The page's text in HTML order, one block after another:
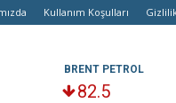
Kullanım Koşulları
BRENT PETROL
82.5